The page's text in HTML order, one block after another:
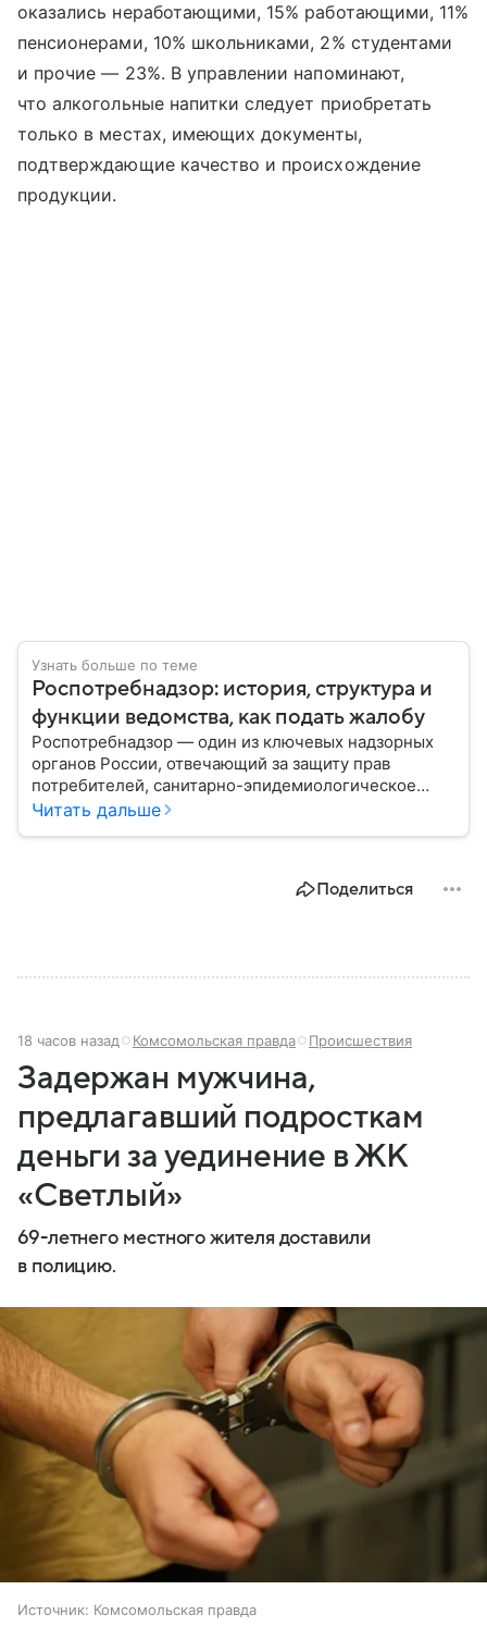
оказались неработающими, 15% работающими, 11%
пенсионерами, 10% школьниками, 2% студентами
и прочие — 23%. В управлении напоминают,
что алкогольные напитки следует приобретать
только в местах, имеющих документы,
подтверждающие качество и происхождение
продукции.
Узнать больше по теме
Роспотребнадзор: история, структура и
функции ведомства, как подать жалобу
Роспотребнадзор — один из ключевых надзорных
органов России, отвечающий за защиту прав
потребителей, санитарно-эпидемиологическое
благополучие населения и контроль соблюдения
Читать дальше
Поделиться
18 часов назад Комсомольская правда Происшествия
Задержан мужчина,
предлагавший подросткам
деньги за уединение в ЖК
«Светлый»
69-летнего местного жителя доставили
в полицию.
Источник: Комсомольская правда